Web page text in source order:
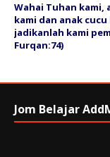
Wahai Tuhan kami,
kami dan anak
jadikanlah kami
Furqan:74)
Jom Belajar